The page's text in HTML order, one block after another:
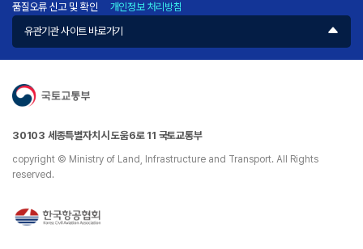
품질오류 신고 및 확인
개인정보 처리방침
유관기관 사이트 바로가기
30103 세종특별자치시 도움6로 11 국토교통부
copyright © Ministry of Land, Infrastructure and Transport. All Rights
reserved.